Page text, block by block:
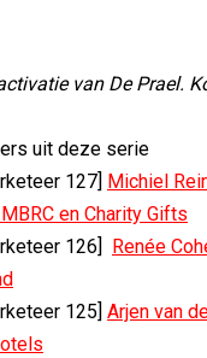
van De Prael.
uit deze serie
127] Michiel
en Charity Gifts
126] Renée
125] Arjen van